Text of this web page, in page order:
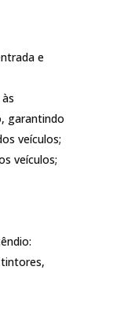
e
garantindo
veículos;
veículos;